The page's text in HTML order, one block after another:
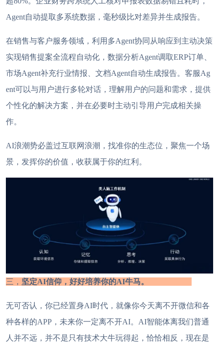
Agent自动提取多系统数据，毫秒级比对差异并生成报告。
在销售与客户服务领域，利用多Agent协同 从响应到主动决策
实现销售提案全流程自动化 ， 数据分析Agent调取ERP订单、
市场Agent补充行业情报、文档Agent自动生成报告。客服Ag
ent可以与用户进行多轮对话，理解用户的问题和需求，提供
个性化的解决方案，并在必要时主动引导用户完成相关操
作。
AI浪潮势必盖过互联网浪潮，找准你的生态位，聚焦一个场
景，发挥你的价值，收获属于你的红利。
三， 坚定AI信仰， 好好培养你的AI牛马。
无可否认，你已经置身AI时代，就像你今天离不开微信和各
种各样的APP，未来你一定离不开AI。AI智能体离我们普通
人 并不远，并不是只有技术大牛玩得起，恰恰相反，现在是